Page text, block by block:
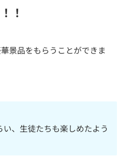
！
景品をもらうことができま
、生徒たちも楽しめたよう